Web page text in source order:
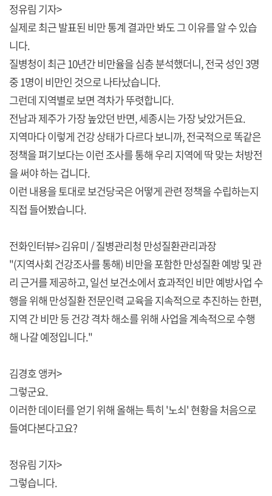
정유림 기자>
실제로 최근 발표된 비만 통계 결과만 봐도 그 이유를 알 수 있습
니다.
질병청이 최근 10년간 비만율을 심층 분석했더니, 전국 성인 3명
중 1명이 비만인 것으로 나타났습니다.
그런데 지역별로 보면 격차가 뚜렷합니다.
전남과 제주가 가장 높았던 반면, 세종시는 가장 낮았거든요.
지역마다 이렇게 건강 상태가 다르다 보니까, 전국적으로 똑같은
정책을 펴기보다는 이런 조사를 통해 우리 지역에 딱 맞는 처방전
을 써야 하는 겁니다.
이런 내용을 토대로 보건당국은 어떻게 관련 정책을 수립하는지
직접 들어봤습니다.
전화인터뷰> 김유미 / 질병관리청 만성질환관리과장
"(지역사회 건강조사를 통해) 비만을 포함한 만성질환 예방 및 관
리 근거를 제공하고, 일선 보건소에서 효과적인 비만 예방사업 수
행을 위해 만성질환 전문인력 교육을 지속적으로 추진하는 한편,
지역 간 비만 등 건강 격차 해소를 위해 사업을 계속적으로 수행
해 나갈 예정입니다."
김경호 앵커>
그렇군요.
이러한 데이터를 얻기 위해 올해는 특히 '노쇠' 현황을 처음으로
들여다본다고요?
정유림 기자>
그렇습니다.